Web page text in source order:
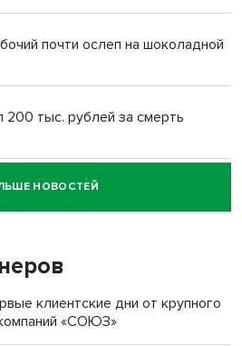
почти ослеп на шоколадной
200 тыс. рублей за смерть
водителя за смерть
в новосибирском селе лошади
срок за избиение врачей
НОВОСТЕЙ
клиентские дни от крупного
«СОЮЗ»